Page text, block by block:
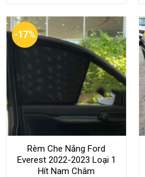
-17%
Rèm Che Nắng Ford
Everest 2022-2023 Loại 1
Hít Nam Châm